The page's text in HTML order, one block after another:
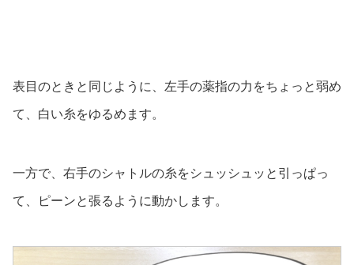
表目のときと同じように、左手の薬指の力をちょっと弱め
て、白い糸をゆるめます。
一方で、右手のシャトルの糸をシュッシュッと引っぱっ
て、ピーンと張るように動かします。